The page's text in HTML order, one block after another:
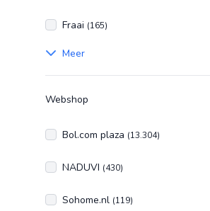
Fraai (165)
Meer
Webshop
Bol.com plaza (13.304)
NADUVI (430)
Sohome.nl (119)